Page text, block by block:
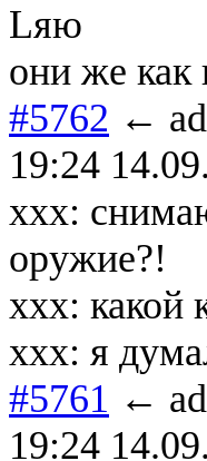
Lяю
они же как
#5762 ←
19:24
xxx:
оружие?!
xxx: какой
xxx: я
#5761 ←
19:24